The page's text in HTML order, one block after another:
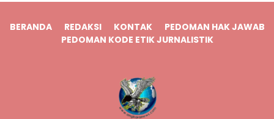
BERANDA REDAKSI KONTAK
PEDOMAN HAK JAWAB
PEDOMAN KODE ETIK JURNALISTIK